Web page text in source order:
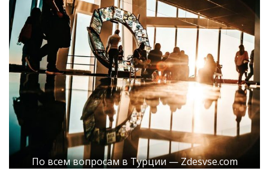
По всем вопросам в Турции — Zdesvse.com